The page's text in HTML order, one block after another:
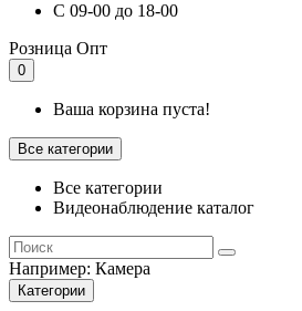
С 09-00 до 18-00
Розница Опт
0
Ваша корзина пуста!
Все категории
Все категории
Видеонаблюдение каталог
Например: Камера
Категории